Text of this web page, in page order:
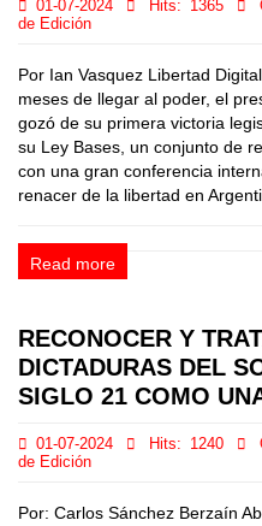
01-07-2024 Hits: 1365
de Edición
Por Ian Vasquez Libertad
meses de llegar al poder, el
gozó de su primera victoria
su Ley Bases, un conjunto de
con una gran conferencia
renacer de la libertad en
Read more
RECONOCER Y
DICTADURAS DEL
SIGLO 21 COMO
01-07-2024 Hits: 1240
de Edición
Por: Carlos Sánchez Berzaín